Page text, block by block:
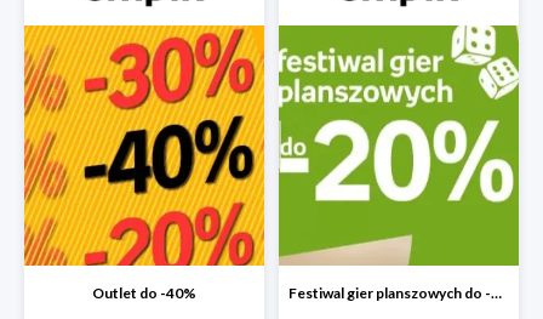
Outlet do -40% Festiwal gier planszowych do -20%